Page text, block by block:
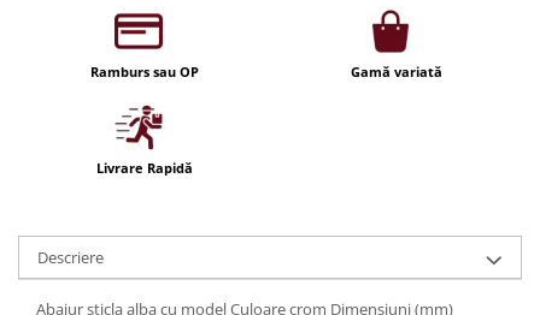
Sina Magnetica Slim LIMBO
Iluminat decorativ de Craciun
Ramburs sau OP Gamă variată
Livrare Rapidă
Descriere
Abajur sticla alba cu model Culoare crom Dimensiuni (mm)